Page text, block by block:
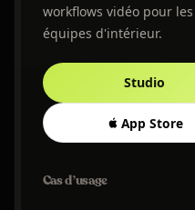
workflows vidéo pour
équipes d'intérieur.
Studio
App Store
Cas d’usage